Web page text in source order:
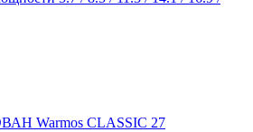
Warmos CLASSIC 27